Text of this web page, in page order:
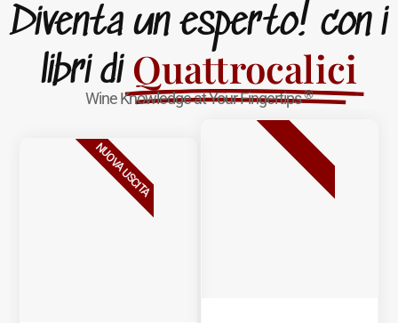
Diventa un esperto! con i
libri di Quattrocalici
Wine Knowledge at Your Fingertips®
NUOVA USCITA BESTSELLER